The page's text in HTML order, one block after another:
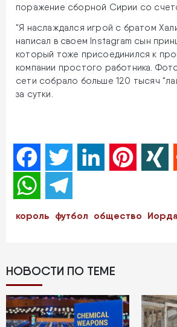
поражение сборной Сирии со
"Я наслаждался игрой с братом
написал в своем Instagram сын
который тоже присоединился к
компании простого работника.
сети собрало больше 120 тысяч
за сутки.
FacebookTwitter LinkedIn Pinterest
WhatsApp
король футбол общество
НОВОСТИ ПО ТЕМЕ